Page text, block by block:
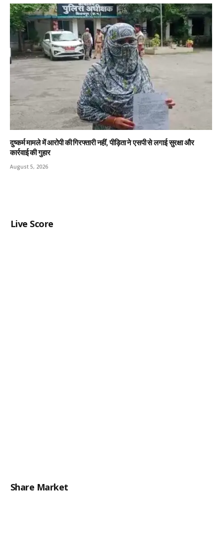
दुष्कर्म मामले में आरोपी की गिरफ्तारी नहीं, पीड़िता ने एसपी से लगाई सुरक्षा और
कार्रवाई की गुहार
August 5, 2026
Live Score
Share Market